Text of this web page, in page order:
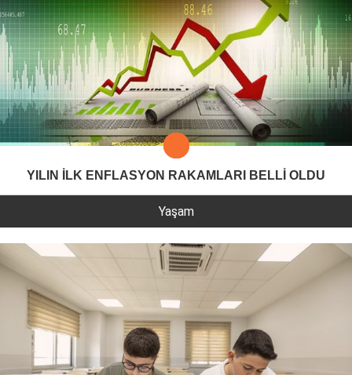
YILIN İLK ENFLASYON RAKAMLARI BELLİ OLDU
Yaşam